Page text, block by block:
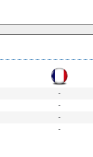
-
-
-
-